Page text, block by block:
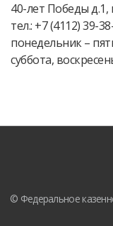
40-лет Победы
тел.: +7 (4112) 39-
понедельник –
суббота,
© Федеральное